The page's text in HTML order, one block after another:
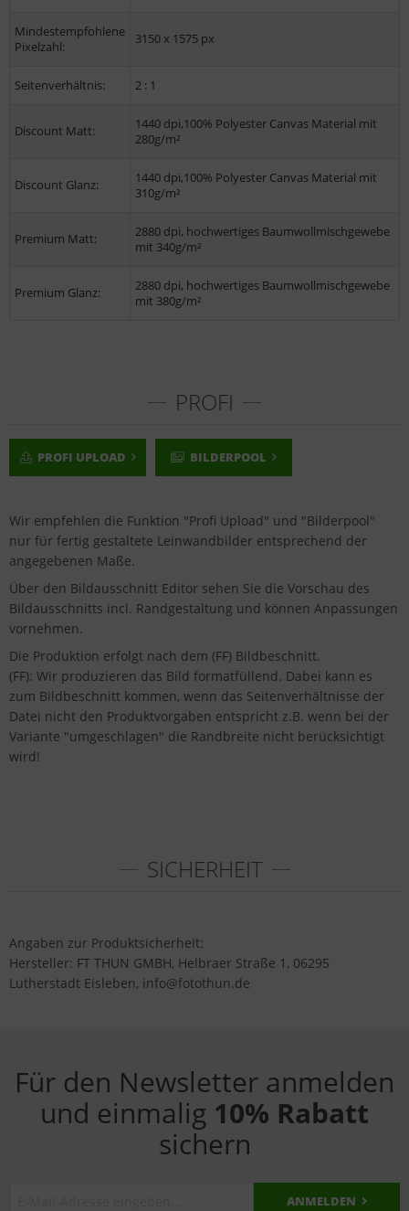
Mindestempfohlene
Pixelzahl:
3150 x 1575 px
Seitenverhältnis: 2 : 1
Discount Matt:
1440 dpi,100% Polyester Canvas Material mit
280g/m²
Discount Glanz:
1440 dpi,100% Polyester Canvas Material mit
310g/m²
Premium Matt:
2880 dpi, hochwertiges Baumwollmischgewebe
mit 340g/m²
Premium Glanz:
2880 dpi, hochwertiges Baumwollmischgewebe
mit 380g/m²
PROFI
PROFI UPLOAD BILDERPOOL
Wir empfehlen die Funktion "Profi Upload" und "Bilderpool"
nur für fertig gestaltete Leinwandbilder entsprechend der
angegebenen Maße.
Über den Bildausschnitt Editor sehen Sie die Vorschau des
Bildausschnitts incl. Randgestaltung und können Anpassungen
vornehmen.
Die Produktion erfolgt nach dem (FF) Bildbeschnitt.
(FF): Wir produzieren das Bild formatfüllend. Dabei kann es
zum Bildbeschnitt kommen, wenn das Seitenverhältnisse der
Datei nicht den Produktvorgaben entspricht z.B. wenn bei der
Variante "umgeschlagen" die Randbreite nicht berücksichtigt
wird!
SICHERHEIT
Angaben zur Produktsicherheit:
Hersteller: FT THUN GMBH, Helbraer Straße 1, 06295
Lutherstadt Eisleben, info@fotothun.de
Für den Newsletter anmelden
und einmalig 10% Rabatt
sichern
ANMELDEN